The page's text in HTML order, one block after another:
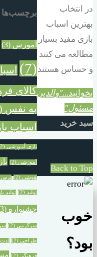
در انتخاب
بهترین اسباب
بازی مفید بسیار
مطالعه می کنند
و حساس هستند
بخوانید..."والدین
مسئول"
برچسب‌ها
آموزش (3)
(7)
کالای
به نفس
اسباب
بازی آموزشی (2)
آموزشی (2)
هوشی (2) ترس
تولید (2) تولید
جشنواره‌ (3)
سرگرمی (2)
طراحی (2) لذت
فرهنگی (2)
سبد خرید
Back to Top
خوب
بود؟